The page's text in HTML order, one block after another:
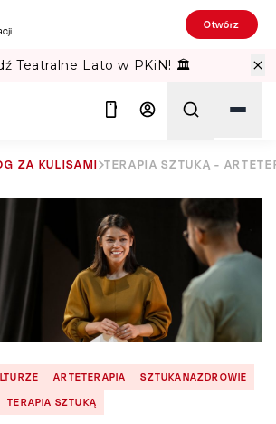
Otwórz
Teatralne Lato w PKiN! 🏛️
ZA KULISAMI TERAPIA SZTUKĄ -
ARTETERAPIA
SZTUKANAZDROWIE
TERAPIA SZTUKĄ